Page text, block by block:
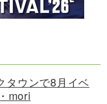
タウンで8月イベ
mori